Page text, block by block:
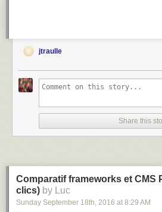
jtraulle
Share this
Comparatif frameworks et CMS
clics) by Luc
Sunday September 18th, 2016 at 8:29 AM